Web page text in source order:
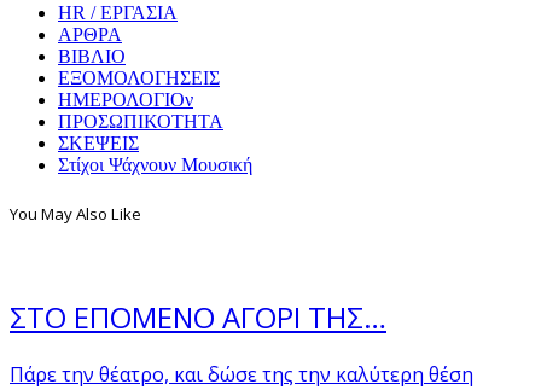
HR / ΕΡΓΑΣΙΑ
ΑΡΘΡΑ
ΒΙΒΛΙΟ
ΕΞΟΜΟΛΟΓΗΣΕΙΣ
ΗΜΕΡΟΛΟΓΙΟν
ΠΡΟΣΩΠΙΚΟΤΗΤΑ
ΣΚΕΨΕΙΣ
Στίχοι Ψάχνουν Μουσική
You May Also Like
ΣΤΟ ΕΠΟΜΕΝΟ ΑΓΟΡΙ ΤΗΣ…
Πάρε την θέατρο, και δώσε της την καλύτερη θέση